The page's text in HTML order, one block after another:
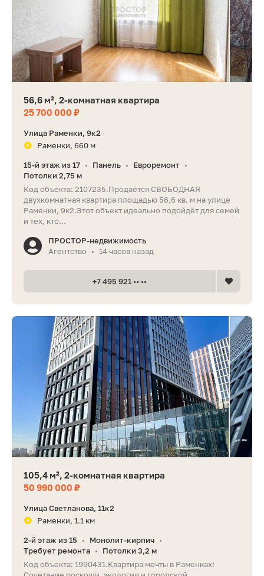
56,6 м², 2-комнатная квартира
25 700 000 ₽
Улица Раменки, 9к2
Раменки, 660 м
15-й этаж из 17 • Панель • Евроремонт •
Потолки 2,75 м
Код объекта: 2107235.Продаётся СВОБОДНАЯ
двухкомнатная квартира площадью 56,6 кв. м на улице
Раменки, 9к2.Этот объект идеально подойдёт для семей
и тех, кто...
ПРОСТОР-недвижимость
Агентство
• 14 часов назад
+7 495 921 •• ••
105,4 м², 2-комнатная квартира
50 990 000 ₽
Улица Светланова, 11к2
Раменки, 1.1 км
2-й этаж из 15 • Монолит-кирпич •
Требует ремонта •
Потолки 3,2 м
Код объекта: 1990431.Квартира мечты в Раменках!